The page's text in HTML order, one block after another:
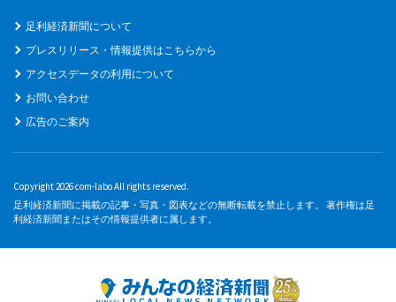
足利経済新聞について
プレスリリース・情報提供はこちらから
アクセスデータの利用について
お問い合わせ
広告のご案内
Copyright 2026 com-labo All rights reserved.
足利経済新聞に掲載の記事・写真・図表などの無断転載を禁止します。 著作権は足
利経済新聞またはその情報提供者に属します。